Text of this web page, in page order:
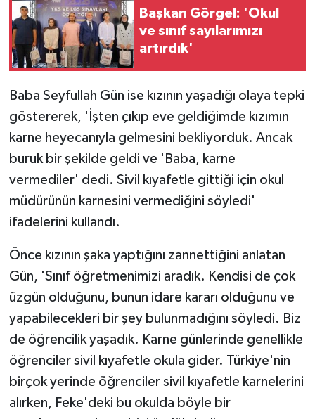
Başkan Görgel: 'Okul
ve sınıf sayılarımızı
artırdık'
Baba Seyfullah Gün ise kızının yaşadığı olaya tepki
göstererek, 'İşten çıkıp eve geldiğimde kızımın
karne heyecanıyla gelmesini bekliyorduk. Ancak
buruk bir şekilde geldi ve 'Baba, karne
vermediler' dedi. Sivil kıyafetle gittiği için okul
müdürünün karnesini vermediğini söyledi'
ifadelerini kullandı.
Önce kızının şaka yaptığını zannettiğini anlatan
Gün, 'Sınıf öğretmenimizi aradık. Kendisi de çok
üzgün olduğunu, bunun idare kararı olduğunu ve
yapabilecekleri bir şey bulunmadığını söyledi. Biz
de öğrencilik yaşadık. Karne günlerinde genellikle
öğrenciler sivil kıyafetle okula gider. Türkiye'nin
birçok yerinde öğrenciler sivil kıyafetle karnelerini
alırken, Feke'deki bu okulda böyle bir